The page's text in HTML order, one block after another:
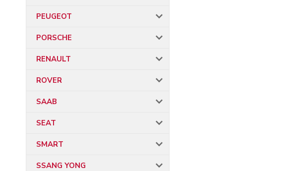
PEUGEOT
PORSCHE
RENAULT
ROVER
SAAB
SEAT
SMART
SSANG YONG